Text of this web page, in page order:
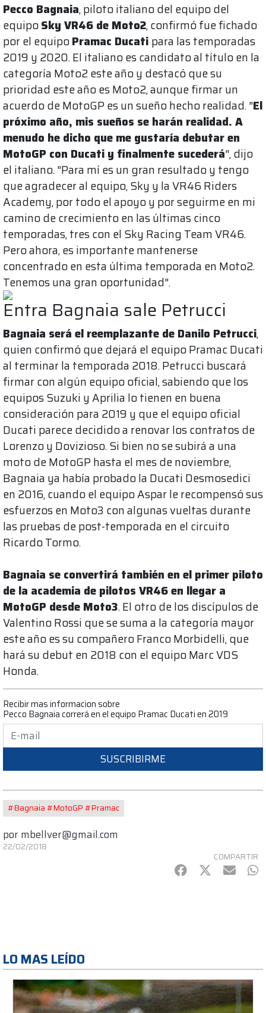
Pecco Bagnaia, piloto italiano del equipo del
equipoSky VR46 de Moto2, confirmó fue fichado
por el equipoPramac Ducati para las temporadas
2019 y 2020. El italiano es candidato al título en la
categoría Moto2 este año y destacó que su
prioridad este año es Moto2, aunque firmar un
acuerdo de MotoGP es un sueño hecho realidad. "El
próximo año, mis sueños se harán realidad. A
menudo he dicho que me gustaría debutar en
MotoGP con Ducati y finalmente sucederá", dijo
el italiano. "Para mí es un gran resultado y tengo
que agradecer al equipo, Sky y la VR46 Riders
Academy, por todo el apoyo y por seguirme en mi
camino de crecimiento en las últimas cinco
temporadas, tres con el Sky Racing Team VR46.
Pero ahora, es importante mantenerse
concentrado en esta última temporada en Moto2.
Tenemos una gran oportunidad".
Entra Bagnaia sale Petrucci
Bagnaia será el reemplazante de Danilo Petrucci,
quien confirmó que dejará el equipo Pramac Ducati
al terminar la temporada 2018. Petrucci buscará
firmar con algún equipo oficial, sabiendo que los
equipos Suzuki y Aprilia lo tienen en buena
consideración para 2019 y que el equipo oficial
Ducati parece decidido a renovar los contratos de
Lorenzo y Dovizioso. Si bien no se subirá a una
moto de MotoGP hasta el mes de noviembre,
Bagnaia ya había probado la Ducati Desmosedici
en 2016, cuando el equipo Aspar le recompensó sus
esfuerzos en Moto3 con algunas vueltas durante
las pruebas de post-temporada en el circuito
Ricardo Tormo.
Bagnaia se convertirá también en el primer piloto
de la academia de pilotos VR46 en llegar a
MotoGP desde Moto3. El otro de los discípulos de
Valentino Rossi que se suma a la categoría mayor
este año es su compañero Franco Morbidelli, que
hará su debut en 2018 con el equipo Marc VDS
Honda.
Recibir mas informacion sobre
Pecco Bagnaia correrá en el equipo Pramac Ducati en 2019
SUSCRIBIRME
#Bagnaia #MotoGP #Pramac
por mbellver@gmail.com
22/02/2018
COMPARTIR
Facebook
Twitter
mail
LO MAS LEÍDO